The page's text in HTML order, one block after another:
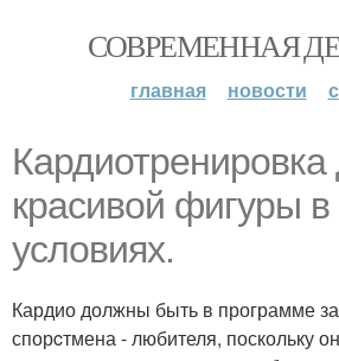
СОВРЕМЕННАЯ
главная новости
Кардиотренировка
красивой фигуры
условиях.
Кардио должны быть в программе
спорcтмена - любителя, поскольку